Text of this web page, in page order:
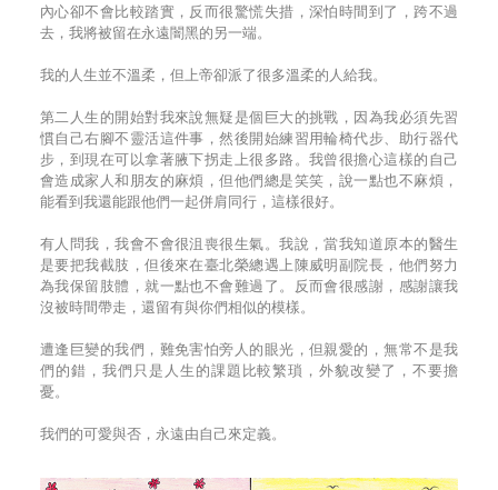
內心卻不會比較踏實，反而很驚慌失措，深怕時間到了，跨不過
去，我將被留在永遠闇黑的另一端。
我的人生並不溫柔，但上帝卻派了很多溫柔的人給我。
第二人生的開始對我來說無疑是個巨大的挑戰，因為我必須先習
慣自己右腳不靈活這件事，然後開始練習用輪椅代步、助行器代
步，到現在可以拿著腋下拐走上很多路。我曾很擔心這樣的自己
會造成家人和朋友的麻煩，但他們總是笑笑，說一點也不麻煩，
能看到我還能跟他們一起併肩同行，這樣很好。
有人問我，我會不會很沮喪很生氣。我說，當我知道原本的醫生
是要把我截肢，但後來在臺北榮總遇上陳威明副院長，他們努力
為我保留肢體，就一點也不會難過了。反而會很感謝，感謝讓我
沒被時間帶走，還留有與你們相似的模樣。
遭逢巨變的我們，難免害怕旁人的眼光，但親愛的，無常不是我
們的錯，我們只是人生的課題比較繁瑣，外貌改變了，不要擔
憂。
我們的可愛與否，永遠由自己來定義。